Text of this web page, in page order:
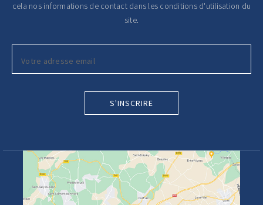
cela nos informations de contact dans les conditions d'utilisation du
site.
S'INSCRIRE